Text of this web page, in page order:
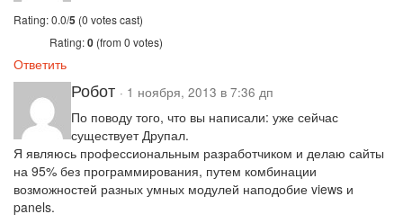
Rating: 0.0/5 (0 votes cast)
Rating:0 (from 0 votes)
Ответить
Робот · 1 ноября, 2013 в 7:36 дп
По поводу того, что вы написали: уже сейчас
существует Друпал.
Я являюсь профессиональным разработчиком и делаю сайты
на 95% без программирования, путем комбинации
возможностей разных умных модулей наподобие views и
panels.